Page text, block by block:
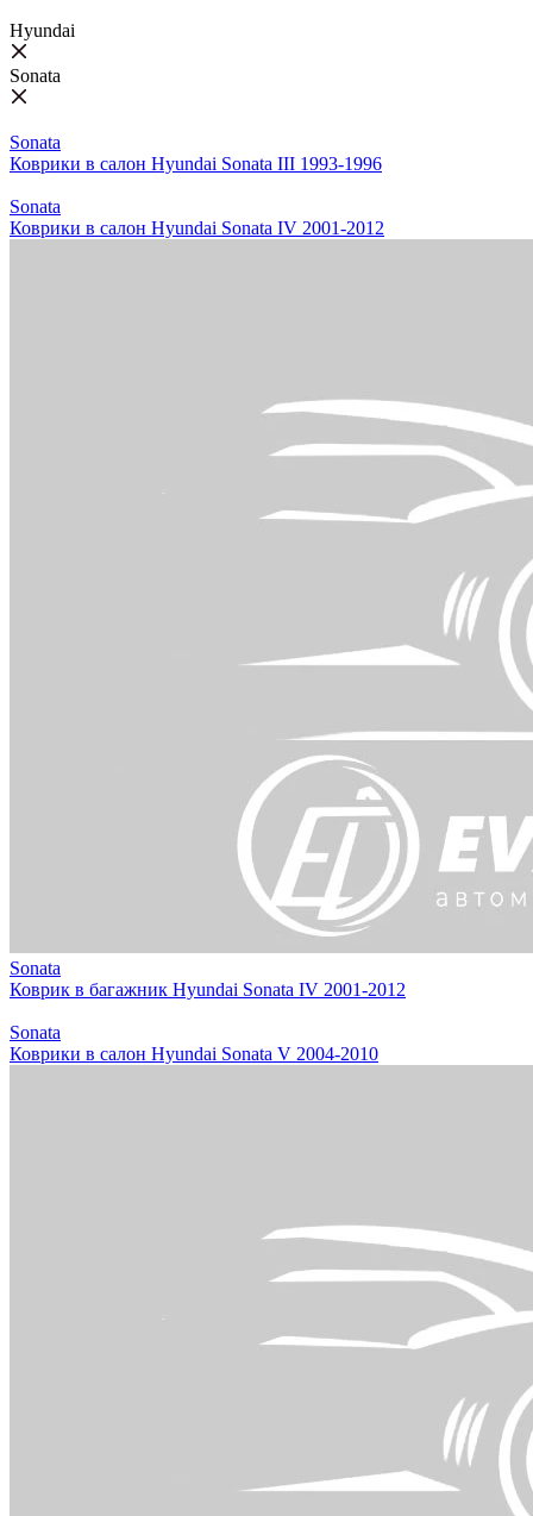
Hyundai
Sonata
Sonata
Коврики в салон Hyundai Sonata III 1993-1996
Sonata
Коврики в салон Hyundai Sonata IV 2001-2012
Sonata
Коврик в багажник Hyundai Sonata IV 2001-2012
Sonata
Коврики в салон Hyundai Sonata V 2004-2010